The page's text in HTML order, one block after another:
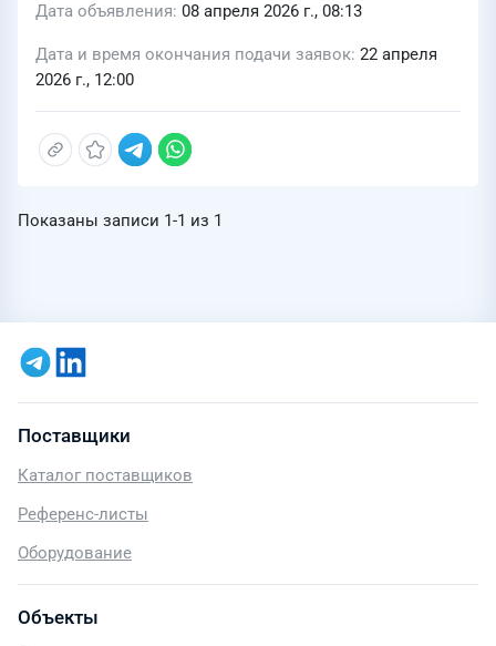
Дата объявления 08 апреля 2026 г., 08:13
Дата и время окончания подачи заявок 22 апреля
2026 г., 12:00
Показаны записи 1-1 из 1
Поставщики
Каталог поставщиков
Референс-листы
Оборудование
Объекты